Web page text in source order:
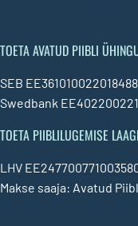
TOETA AVATUD PIIBLI
SEB
Swedbank
TOETA PIIBLILUGEMISE
LHV
Makse saaja: Avatud